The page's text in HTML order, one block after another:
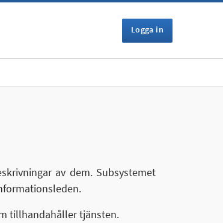
Logga in
av dem. Subsystemet
tillhandahåller tjänsten.